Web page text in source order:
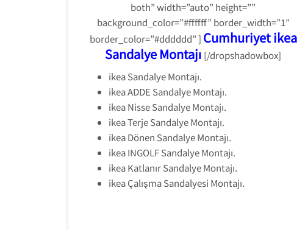
both” width=”auto” height=””
background_color=”#ffffff” border_width=”1″
border_color=”#dddddd” ] Cumhuriyet ikea
Sandalye Montajı [/dropshadowbox]
ikea Sandalye Montajı.
ikea ADDE Sandalye Montajı.
ikea Nisse Sandalye Montajı.
ikea Terje Sandalye Montajı.
ikea Dönen Sandalye Montajı.
ikea INGOLF Sandalye Montajı.
ikea Katlanır Sandalye Montajı.
ikea Çalışma Sandalyesi Montajı.